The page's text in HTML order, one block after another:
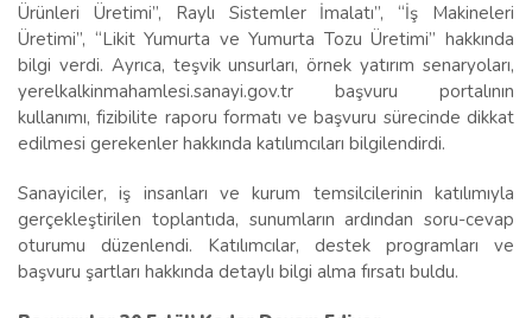
Ürünleri Üretimi”, Raylı Sistemler İmalatı”, “İş Makineleri
Üretimi”, “Likit Yumurta ve Yumurta Tozu Üretimi” hakkında
bilgi verdi. Ayrıca, teşvik unsurları, örnek yatırım senaryoları,
yerelkalkinmahamlesi.sanayi.gov.tr başvuru portalının
kullanımı, fizibilite raporu formatı ve başvuru sürecinde dikkat
edilmesi gerekenler hakkında katılımcıları bilgilendirdi.
Sanayiciler, iş insanları ve kurum temsilcilerinin katılımıyla
gerçekleştirilen toplantıda, sunumların ardından soru-cevap
oturumu düzenlendi. Katılımcılar, destek programları ve
başvuru şartları hakkında detaylı bilgi alma fırsatı buldu.